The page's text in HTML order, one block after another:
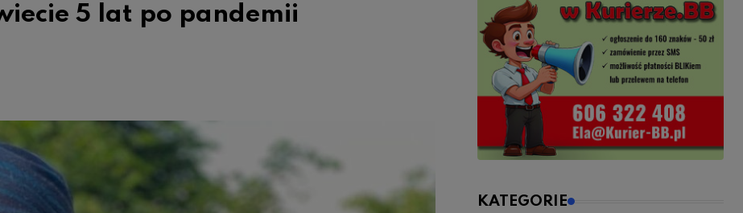
5 lat po pandemii
KATEGORIE